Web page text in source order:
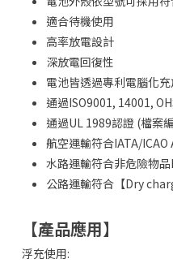
適合待機使用
高率放電設計
深放電回復性
電池皆透過專利電腦化
通過ISO9001, 14001,
通過UL 1989認證 (檔案
航空運輸符合IATA/ICAO
水路運輸符合非危險物
公路運輸符合【Dry
【產品應用】
浮充使用: